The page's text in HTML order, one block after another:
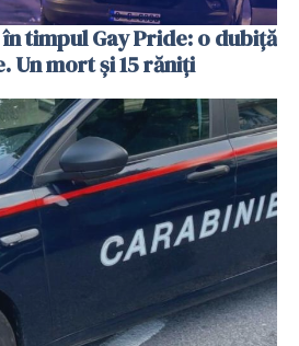
timpul Gay Pride: o dubiță
Un mort și 15 răniți